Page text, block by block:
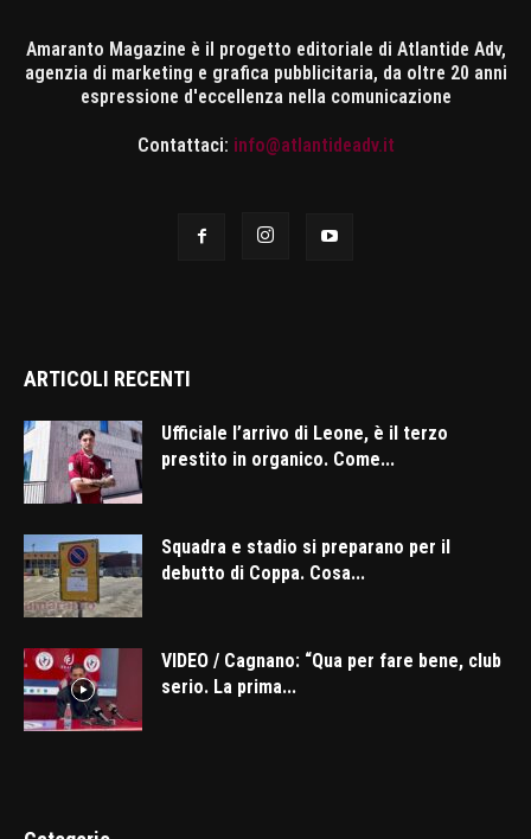
Amaranto Magazine è il progetto editoriale di Atlantide Adv,
agenzia di marketing e grafica pubblicitaria, da oltre 20 anni
espressione d'eccellenza nella comunicazione
Contattaci: info@atlantideadv.it
ARTICOLI RECENTI
Ufficiale l’arrivo di Leone, è il terzo
prestito in organico. Come...
Squadra e stadio si preparano per il
debutto di Coppa. Cosa...
VIDEO / Cagnano: “Qua per fare bene, club
serio. La prima...